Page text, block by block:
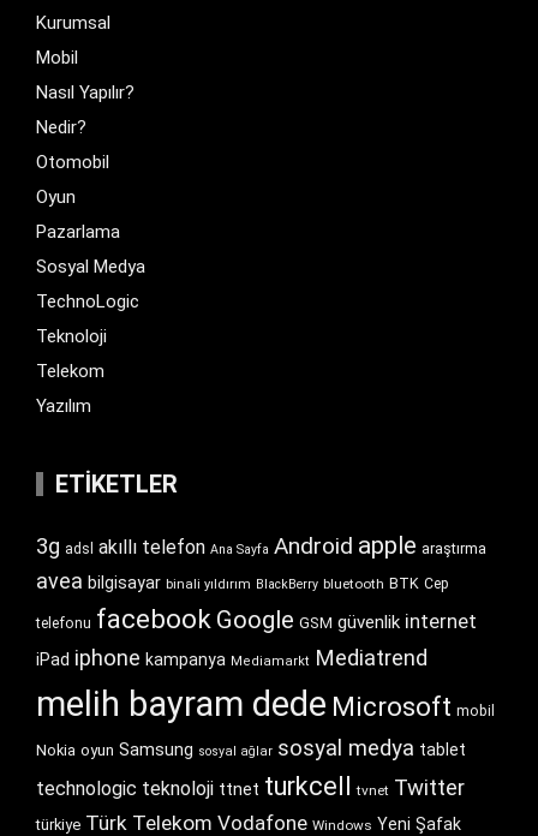
Kurumsal
Mobil
Nasıl Yapılır?
Nedir?
Otomobil
Oyun
Pazarlama
Sosyal Medya
TechnoLogic
Teknoloji
Telekom
Yazılım
ETIKETLER
3g adsl akıllı telefon Ana Sayfa Android apple araştırma
avea bilgisayar binali yıldırım BlackBerry bluetooth BTK Cep
telefonu facebook Google GSM güvenlik internet
iPad iphone kampanya Mediamarkt Mediatrend
melih bayram dede Microsoft mobil
Nokia oyun Samsung sosyal ağlar sosyal medya tablet
technologic teknoloji ttnet turkcell tvnet Twitter
türkiye Türk Telekom Vodafone Windows Yeni Şafak